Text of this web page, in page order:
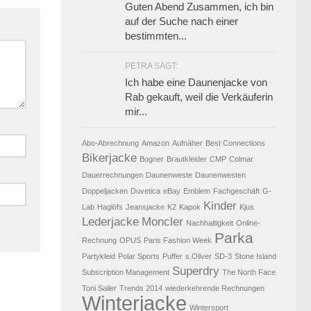
Guten Abend Zusammen, ich bin
auf der Suche nach einer
bestimmten...
PETRA SAGT:
Ich habe eine Daunenjacke von
Rab gekauft, weil die Verkäuferin
mir...
Abo-Abrechnung Amazon Aufnäher Best Connections
Bikerjacke Bogner Brautkleider CMP Colmar
Dauerrechnungen Daunenweste Daunenwesten
Doppeljacken Duvetica eBay Emblem Fachgeschäft G-
Lab Haglöfs Jeansjacke K2 Kapok Kinder Kjus
Lederjacke Moncler Nachhaltigkeit Online-
Rechnung OPUS Paris Fashion Week Parka
Partykleid Polar Sports Puffer s.Oliver SD-3 Stone Island
Subscription Management Superdry The North Face
Toni Sailer Trends 2014 wiederkehrende Rechnungen
Winterjacke Wintersport